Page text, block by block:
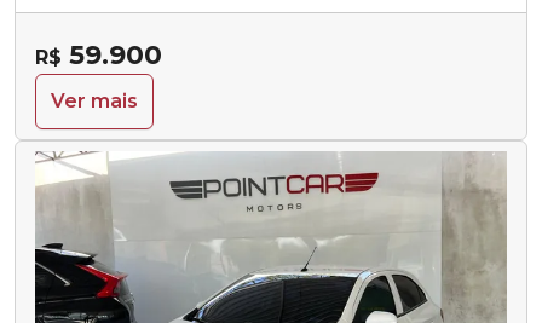
R$ 59.900
Ver mais